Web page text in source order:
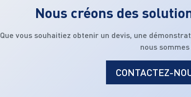
Nous créons des
Que vous souhaitiez obtenir un devis, une
nous
CONTACTEZ-